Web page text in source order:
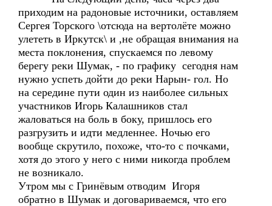
приходим на радоновые источники, оставляем
Сергея Торского \отсюда на вертолёте можно
улететь в Иркутск\ и ,не обращая внимания на
места поклонения, спускаемся по левому
берегу реки Шумак, - по графику сегодня нам
нужно успеть дойти до реки Нарын- гол. Но
на середине пути один из наиболее сильных
участников Игорь Калашников стал
жаловаться на боль в боку, пришлось его
разгрузить и идти медленнее. Ночью его
вообще скрутило, похоже, что-то с почками,
хотя до этого у него с ними никогда проблем
не возникало.
Утром мы с Гринёвым отводим Игоря
обратно в Шумак и договариваемся, что его